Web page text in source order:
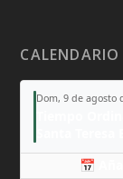
CALENDARIO
Dom, 9 de agosto
📅